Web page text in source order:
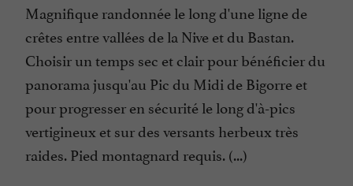
Magnifique randonnée le long d'une ligne de
crêtes entre vallées de la Nive et du Bastan.
Choisir un temps sec et clair pour bénéficier du
panorama jusqu'au Pic du Midi de Bigorre et
pour progresser en sécurité le long d'à-pics
vertigineux et sur des versants herbeux très
raides. Pied montagnard requis. (...)